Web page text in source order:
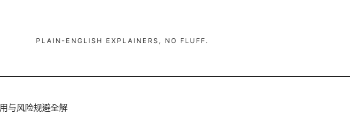
PLAIN-ENGLISH EXPLAINERS, NO FLUFF.
与风险规避全解